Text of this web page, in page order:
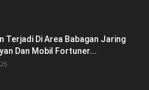
Terjadi Di Area Babagan Jaring
Dan Mobil Fortuner...